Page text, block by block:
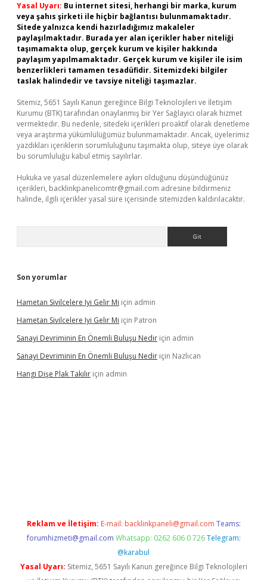
Yasal Uyarı: Bu internet sitesi, herhangi bir marka, kurum
veya şahıs şirketi ile hiçbir bağlantısı bulunmamaktadır.
Sitede yalnızca kendi hazırladığımız makaleler
paylaşılmaktadır. Burada yer alan içerikler haber niteliği
taşımamakta olup, gerçek kurum ve kişiler hakkında
paylaşım yapılmamaktadır. Gerçek kurum ve kişiler ile isim
benzerlikleri tamamen tesadüfidir. Sitemizdeki bilgiler
taslak halindedir ve tavsiye niteliği taşımazlar.
Sitemiz, 5651 Sayılı Kanun gereğince Bilgi Teknolojileri ve İletişim
Kurumu (BTK) tarafından onaylanmış bir Yer Sağlayıcı olarak hizmet
vermektedir. Bu nedenle, sitedeki içerikleri proaktif olarak denetleme
veya araştırma yükümlülüğümüz bulunmamaktadır. Ancak, üyelerimiz
yazdıkları içeriklerin sorumluluğunu taşımakta olup, siteye üye olarak
bu sorumluluğu kabul etmiş sayılırlar.
Hukuka ve yasal düzenlemelere aykırı olduğunu düşündüğünüz
içerikleri, backlinkpanelicomtr@gmail.com adresine bildirmeniz
halinde, ilgili içerikler yasal süre içerisinde sitemizden kaldırılacaktır.
Son yorumlar
Hametan Sivilcelere Iyi Gelir Mi için admin
Hametan Sivilcelere Iyi Gelir Mi için Patron
Sanayi Devriminin En Önemli Buluşu Nedir için admin
Sanayi Devriminin En Önemli Buluşu Nedir için Nazlıcan
Hangi Dişe Plak Takılır için admin
Reklam ve İletişim: E-mail: backlinkpaneli@gmail.com Teams:
forumhizmeti@gmail.com Whatsapp: 0262 606 0 726 Telegram:
@karabul
Yasal Uyarı: Sitemiz, 5651 Sayılı Kanun gereğince Bilgi Teknolojileri